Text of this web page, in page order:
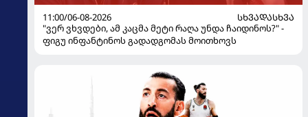
11:00/06-08-2026
ᲡᲮᲕᲐᲓᲐᲡᲮᲕᲐ
"ვერ ვხვდები, ამ კაცმა მეტი რაღა უნდა ჩაიდინოს?" -
ფიგუ ინფანტინოს გადადგომას მოითხოვს